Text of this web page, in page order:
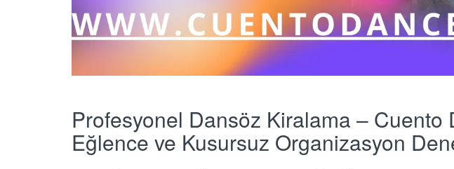
Profesyonel Dansöz Kiralama – Cuento
Eğlence ve Kusursuz Organizasyon